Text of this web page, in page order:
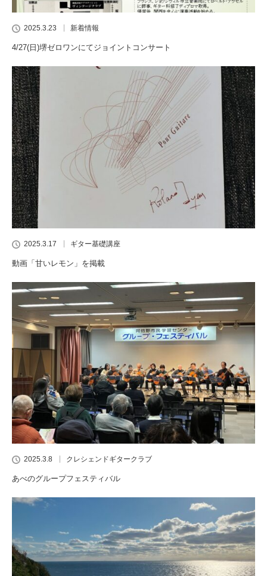
2025.3.23 新着情報
4/27(日)堺ゼロワンにてジョイントコンサート
2025.3.17 ギター基礎講座
動画「甘いレモン」を掲載
2025.3.8 クレシェンドギタークラブ
あべのグループフェスティバル